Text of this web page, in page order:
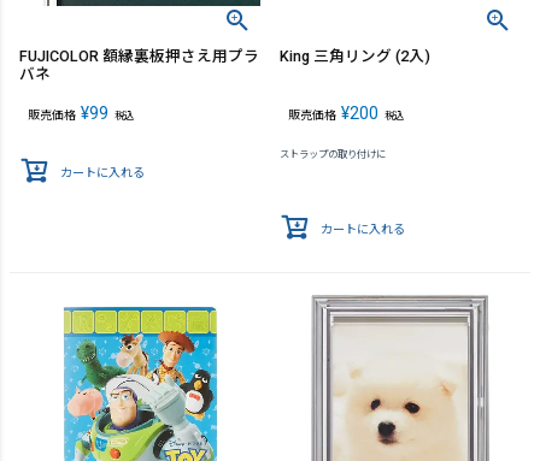
FUJICOLOR 額縁裏板押さえ用プラ
バネ
販売価格 ¥99 税込
カートに入れる
King 三角リング (2入)
販売価格 ¥200 税込
ストラップの取り付けに
カートに入れる